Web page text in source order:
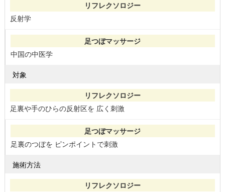
反射学
中国の中医学
対象
足裏や手のひらの反射区を 広く刺激
足裏のつぼを ピンポイントで刺激
施術方法